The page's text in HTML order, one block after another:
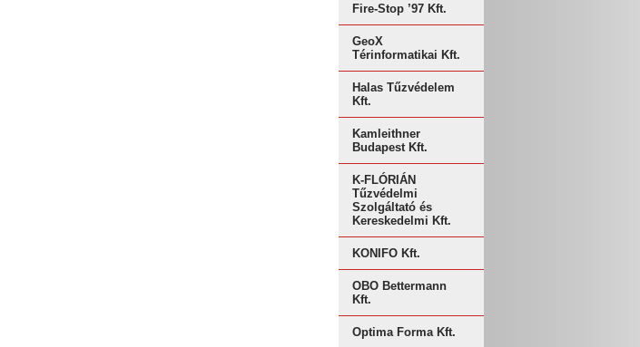
Fire-Stop ’97 Kft.
GeoX
Térinformatikai Kft.
Halas Tűzvédelem
Kft.
Kamleithner
Budapest Kft.
K-FLÓRIÁN
Tűzvédelmi
Szolgáltató és
Kereskedelmi Kft.
KONIFO Kft.
OBO Bettermann
Kft.
Optima Forma Kft.